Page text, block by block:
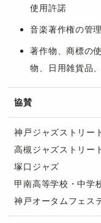
使用許諾
音楽著作権の管
著作物、商標の
物、日用雑貨品
協賛
神戸ジャズストリー
高槻ジャズストリー
塚口ジャズ
甲南高等学校・中学
神戸オータムフェス